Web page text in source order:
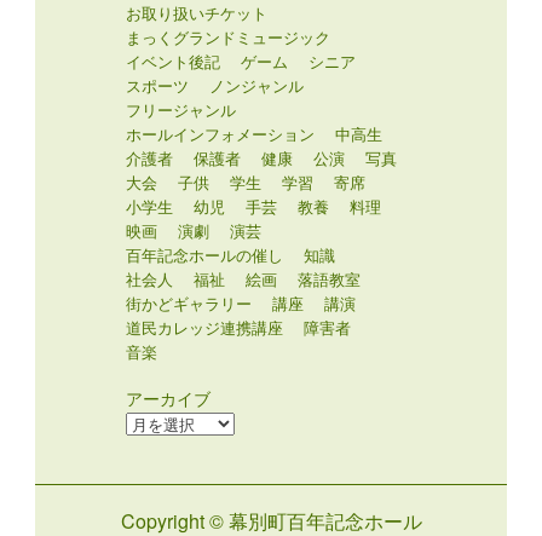
お取り扱いチケット
まっくグランドミュージック
イベント後記
ゲーム
シニア
スポーツ
ノンジャンル
フリージャンル
ホールインフォメーション
中高生
介護者
保護者 健康 公演
写真
大会
子供 学生 学習
寄席
小学生
幼児 手芸 教養
料理
映画
演劇
演芸
百年記念ホールの催し
知識
社会人
福祉 絵画
落語教室
街かどギャラリー
講座
講演
道民カレッジ連携講座
障害者
音楽
アーカイブ
ア
ブ
Copyright © 幕別町百年記念ホール